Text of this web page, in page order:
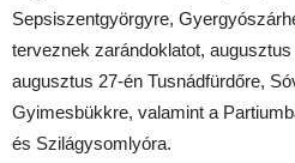
Sepsiszentgyörgyre,
terveznek zarándoklatot,
augusztus 27-én Tusnádfürdőre,
Gyimesbükkre, valamint a
és Szilágysomlyóra.